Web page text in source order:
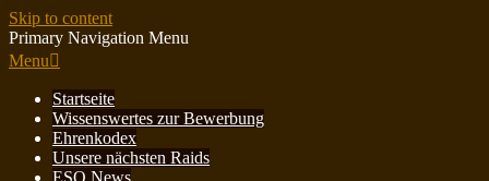
Skip to content
Primary Navigation Menu
Menu
Startseite
Wissenswertes zur Bewerbung
Ehrenkodex
Unsere nächsten Raids
ESO News